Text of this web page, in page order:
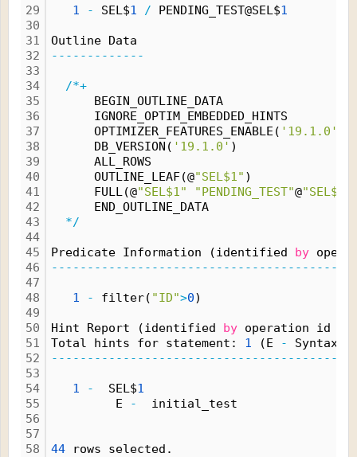
29
30
31
32
33
34
35
36
37
38
39
40
41
42
43
44
45
46
47
48
49
50
51
52
53
54
55
56
57
58
1 - SEL$1 / PENDING_TEST@SEL$1
Outline Data
-------------
/*+
BEGIN_OUTLINE_DATA
IGNORE_OPTIM_EMBEDDED_HINTS
OPTIMIZER_FEATURES_ENABLE( '19.1.0'
DB_VERSION( '19.1.0' )
ALL_ROWS
OUTLINE_LEAF(@"SEL$1" )
FULL(@"SEL$1" "PENDING_TEST"@"SEL$1"
END_OUTLINE_DATA
*/
Predicate Information (identified by
1 - filter( "ID">0)
Hint Report (identified by operation id
Total hints for statement: 1 (E -
Syntax
1 - SEL$1
E
- initial_test
44 rows selected.